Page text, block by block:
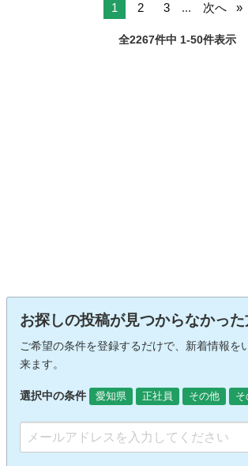
1 2 3 ... 次へ
全2267件中 1-50件表示
お探しの投稿が見つからなかった
ご希望の条件を登録するだけで、新着情報を
来ます。
選択中の条件 愛知県 正社員 その他 そ